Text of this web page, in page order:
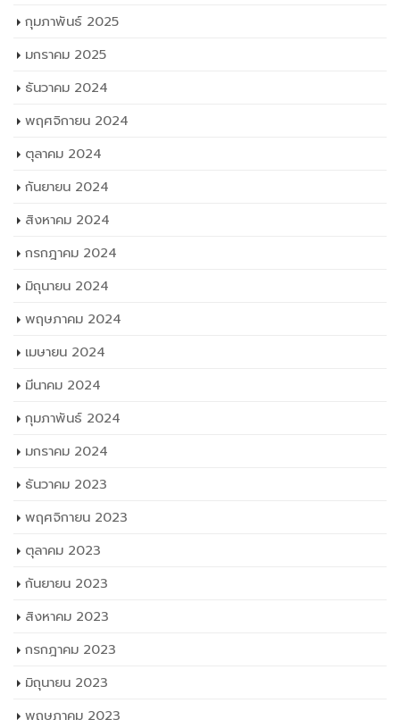
กุมภาพันธ์ 2025
มกราคม 2025
ธันวาคม 2024
พฤศจิกายน 2024
ตุลาคม 2024
กันยายน 2024
สิงหาคม 2024
กรกฎาคม 2024
มิถุนายน 2024
พฤษภาคม 2024
เมษายน 2024
มีนาคม 2024
กุมภาพันธ์ 2024
มกราคม 2024
ธันวาคม 2023
พฤศจิกายน 2023
ตุลาคม 2023
กันยายน 2023
สิงหาคม 2023
กรกฎาคม 2023
มิถุนายน 2023
พฤษภาคม 2023